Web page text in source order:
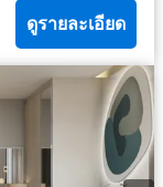
ดูรายละเอียด